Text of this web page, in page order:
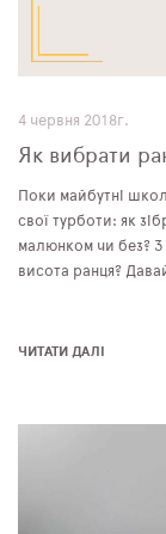
4 червня 2018г.
Як вибрати
Поки майбутні
свої турботи: як
малюнком чи без?
висота ранця?
ЧИТАТИ ДАЛІ